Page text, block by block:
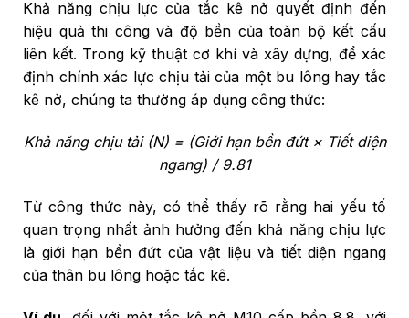
Khả năng chịu lực của tắc kê nở quyết định đến
hiệu quả thi công và độ bền của toàn bộ kết cấu
liên kết. Trong kỹ thuật cơ khí và xây dựng, để xác
định chính xác lực chịu tải của một bu lông hay tắc
kê nở, chúng ta thường áp dụng công thức:
Khả năng chịu tải (N) = (Giới hạn bền đứt × Tiết diện
ngang) / 9.81
Từ công thức này, có thể thấy rõ rằng hai yếu tố
quan trọng nhất ảnh hưởng đến khả năng chịu lực
là giới hạn bền đứt của vật liệu và tiết diện ngang
của thân bu lông hoặc tắc kê.